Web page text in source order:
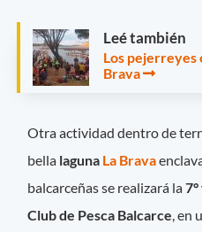
Leé también
Los pejerreyes
Brava
Otra actividad dentro de
bella laguna La Brava
balcarceñas se realizará la
Club de Pesca Balcarce, en